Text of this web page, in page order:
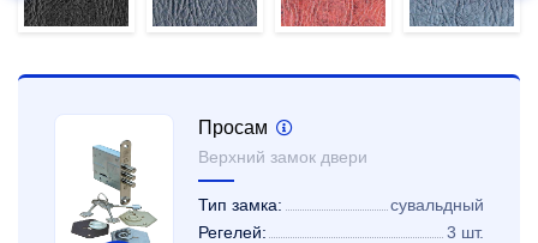
Просам
Верхний замок двери
Тип замка:
сувальдный
Регелей:
3 шт.